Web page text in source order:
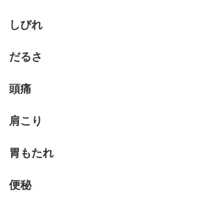
しびれ
だるさ
頭痛
肩こり
胃もたれ
便秘